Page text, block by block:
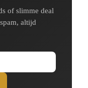
of slimme deal
altijd